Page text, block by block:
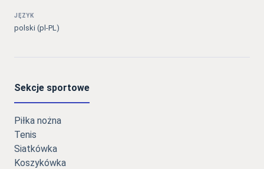
JĘZYK
polski (pl-PL)
Sekcje sportowe
Piłka nożna
Tenis
Siatkówka
Koszykówka